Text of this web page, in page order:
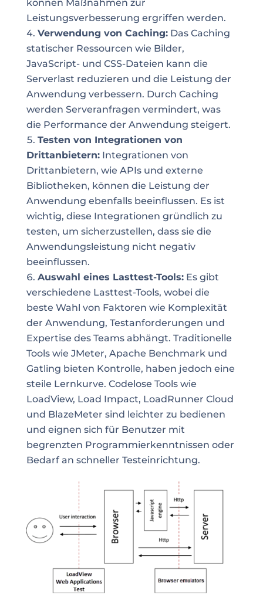
können Maßnahmen zur
Leistungsverbesserung ergriffen werden.
Verwendung von Caching:Das Caching
statischer Ressourcen wie Bilder,
JavaScript- und CSS-Dateien kann die
Serverlast reduzieren und die Leistung der
Anwendung verbessern. Durch Caching
werden Serveranfragen vermindert, was
die Performance der Anwendung steigert.
Testen von Integrationen von
Drittanbietern:Integrationen von
Drittanbietern, wie APIs und externe
Bibliotheken, können die Leistung der
Anwendung ebenfalls beeinflussen. Es ist
wichtig, diese Integrationen gründlich zu
testen, um sicherzustellen, dass sie die
Anwendungsleistung nicht negativ
beeinflussen.
Auswahl eines Lasttest-Tools:Es gibt
verschiedene Lasttest-Tools, wobei die
beste Wahl von Faktoren wie Komplexität
der Anwendung, Testanforderungen und
Expertise des Teams abhängt. Traditionelle
Tools wie JMeter, Apache Benchmark und
Gatling bieten Kontrolle, haben jedoch eine
steile Lernkurve. Codelose Tools wie
LoadView, Load Impact, LoadRunner Cloud
und BlazeMeter sind leichter zu bedienen
und eignen sich für Benutzer mit
begrenzten Programmierkenntnissen oder
Bedarf an schneller Testeinrichtung.